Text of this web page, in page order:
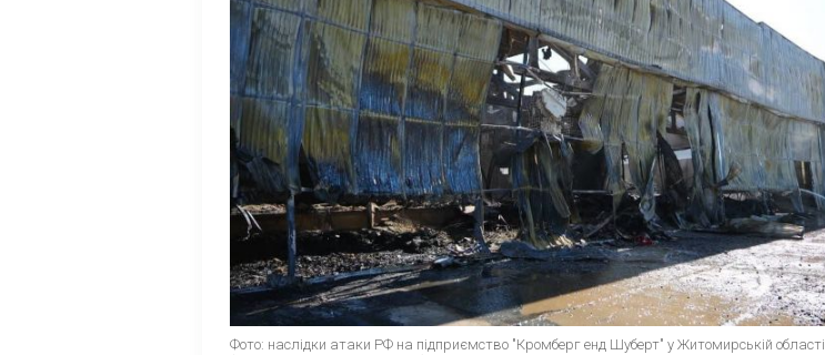
Фото: наслідки атаки РФ на підприємство "Кромберг енд Шуберт" у Житомирській області